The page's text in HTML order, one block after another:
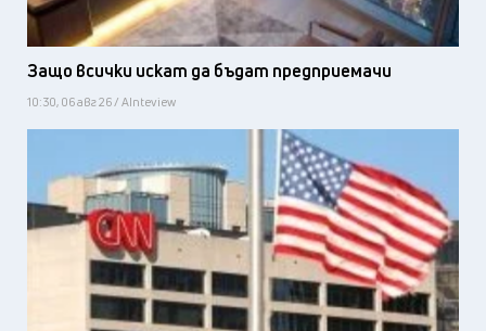
Защо всички искат да бъдат предприемачи
10:30, 06 авг 26 / AInteview